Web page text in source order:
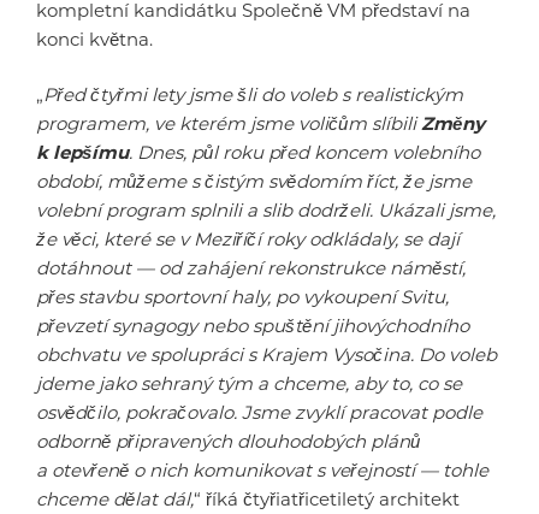
kompletní kandidátku Společně VM představí na
konci května.
„Před čtyřmi lety jsme šli do voleb s realistickým
programem, ve kterém jsme voličům slíbiliZměny
k lepšímu. Dnes, půl roku před koncem volebního
období, můžeme s čistým svědomím říct, že jsme
volební program splnili a slib dodrželi. Ukázali jsme,
že věci, které se v Meziříčí roky odkládaly, se dají
dotáhnout — od zahájení rekonstrukce náměstí,
přes stavbu sportovní haly, po vykoupení Svitu,
převzetí synagogy nebo spuštění jihovýchodního
obchvatu ve spolupráci s Krajem Vysočina. Do voleb
jdeme jako sehraný tým a chceme, aby to, co se
osvědčilo, pokračovalo. Jsme zvyklí pracovat podle
odborně připravených dlouhodobých plánů
a otevřeně o nich komunikovat s veřejností — tohle
chceme dělat dál,“ říká čtyřiatřicetiletý architekt